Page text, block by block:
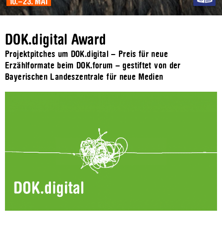
DOK.digital Award
Projektpitches um DOK.digital – Preis für neue
Erzählformate beim DOK.forum – gestiftet von der
Bayerischen Landeszentrale für neue Medien